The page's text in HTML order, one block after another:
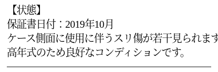
【状態】
保証書日付：2019年10月
ケース側面に使用に伴うスリ傷が若干見られま
高年式のため良好なコンディションです。